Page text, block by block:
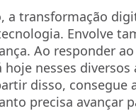
a transformação
Envolve
Ao responder
hoje nesses
disso,
precisa avançar